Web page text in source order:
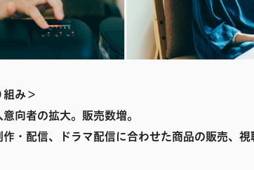
み＞
向者の拡大。販売数増。
・配信、ドラマ配信に合わせた商品の販売、